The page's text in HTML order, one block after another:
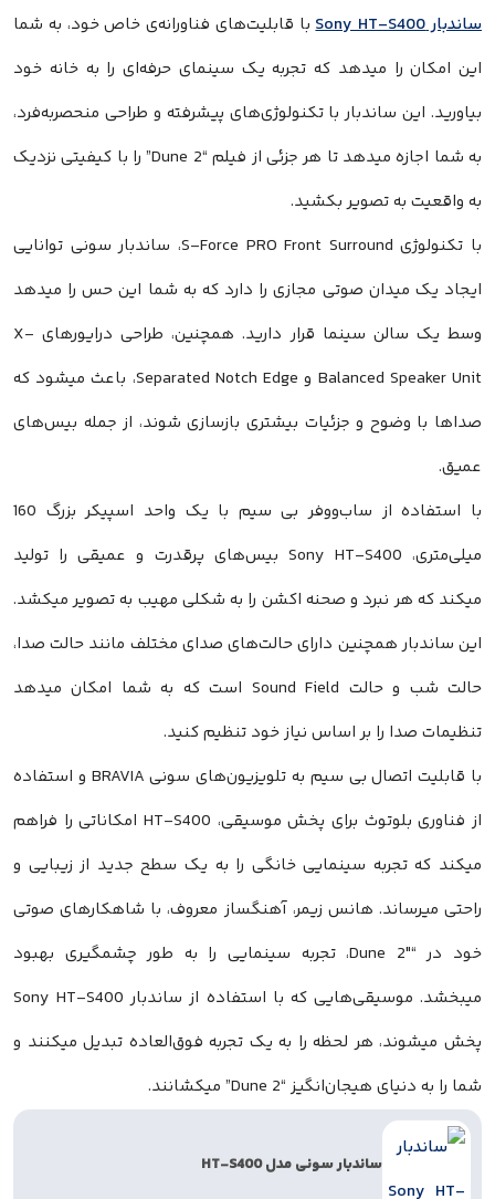
ساندبار Sony HT-S400
با قابلیت‌های فناورانه‌ی خاص خود، به شما
این امکان را میدهد که تجربه یک سینمای حرفه‌ای را به خانه خود
بیاورید. این ساندبار با تکنولوژی‌های پیشرفته و طراحی منحصربه‌فرد،
به شما اجازه میدهد تا هر جزئی از فیلم “Dune 2” را با کیفیتی نزدیک
به واقعیت به تصویر بکشید.
با تکنولوژی S-Force PRO Front Surround، ساندبار سونی توانایی
ایجاد یک میدان صوتی مجازی را دارد که به شما این حس را میدهد
وسط یک سالن سینما قرار دارید. همچنین، طراحی درایورهای X-
Balanced Speaker Unit و Separated Notch Edge، باعث میشود که
صداها با وضوح و جزئیات بیشتری بازسازی شوند، از جمله بیس‌های
عمیق.
با استفاده از ساب‌ووفر بی سیم با یک واحد اسپیکر بزرگ 160
میلی‌متری، Sony HT-S400 بیس‌های پرقدرت و عمیقی را تولید
میکند که هر نبرد و صحنه اکشن را به شکلی مهیب به تصویر میکشد.
این ساندبار همچنین دارای حالت‌های صدای مختلف مانند حالت صدا،
حالت شب و حالت Sound Field است که به شما امکان میدهد
تنظیمات صدا را بر اساس نیاز خود تنظیم کنید.
با قابلیت اتصال بی سیم به تلویزیون‌های سونی BRAVIA و استفاده
از فناوری بلوتوث برای پخش موسیقی، HT-S400 امکاناتی را فراهم
میکند که تجربه‌ سینمایی خانگی را به یک سطح جدید از زیبایی و
راحتی میرساند. هانس زیمر، آهنگساز معروف، با شاهکارهای صوتی
خود در “Dune 2″، تجربه سینمایی را به طور چشمگیری بهبود
میبخشد. موسیقی‌هایی که با استفاده از ساندبار Sony HT-S400
پخش میشوند، هر لحظه را به یک تجربه فوق‌العاده تبدیل میکنند و
شما را به دنیای هیجان‌انگیز “Dune 2” میکشانند.
ساندبار سونی مدل HT-S400